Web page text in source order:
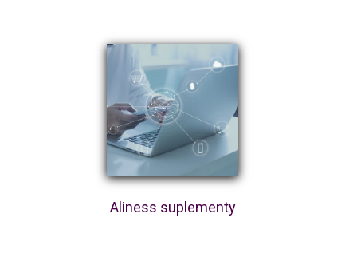
Aliness suplementy